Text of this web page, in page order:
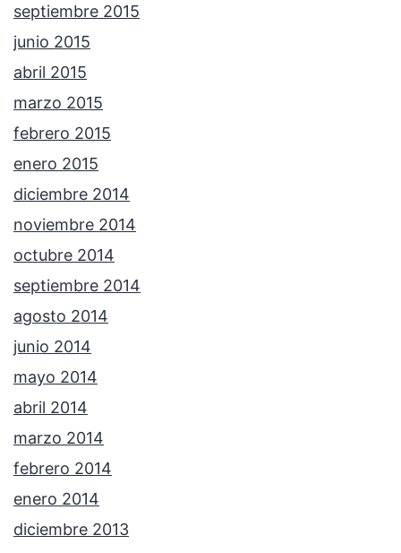
septiembre 2015
junio 2015
abril 2015
marzo 2015
febrero 2015
enero 2015
diciembre 2014
noviembre 2014
octubre 2014
septiembre 2014
agosto 2014
junio 2014
mayo 2014
abril 2014
marzo 2014
febrero 2014
enero 2014
diciembre 2013